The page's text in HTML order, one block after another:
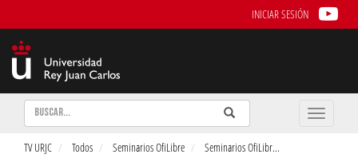
INICIAR SESIÓN
Buscar Enviar
Buscar
Toggle
TV URJC Todos Seminarios OfiLibre Seminarios OfiLibr...